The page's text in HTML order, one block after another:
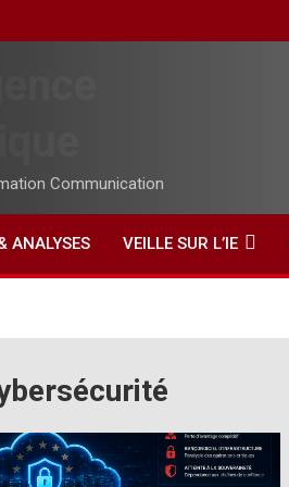
Communication
ANALYSES VEILLE SUR L’IE